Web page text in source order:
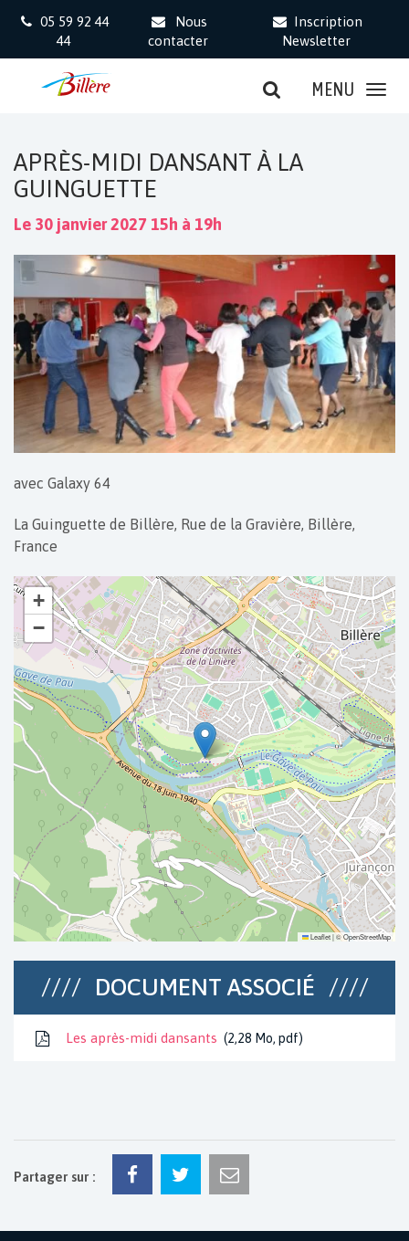
05 59 92 44
44
Nous
contacter
Inscription
Newsletter
MENU
APRÈS-MIDI DANSANT À LA
GUINGUETTE
Le 30 janvier2027 15h à 19h
avec Galaxy 64
La Guinguette de Billère, Rue de la Gravière, Billère,
France
+
−
Leaflet|©OpenStreetMap
DOCUMENT ASSOCIÉ
Les après-midi dansants 2,28 Mo, pdf
Partager sur :